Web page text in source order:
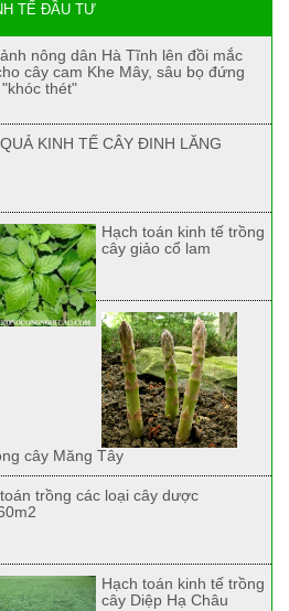
TẾ ĐẦU TƯ
nông dân Hà Tĩnh lên đồi mắc
cây cam Khe Mây, sâu bọ đứng
thét"
KINH TẾ CÂY ĐINH LĂNG
Hạch toán kinh tế trồng
cây giảo cổ lam
cây Măng Tây
trồng các loại cây dược
Hạch toán kinh tế trồng
cây Diệp Hạ Châu